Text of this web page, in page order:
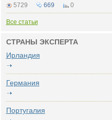
5729
669 0
Все статьи
СТРАНЫ ЭКСПЕРТА
Ирландия
Германия
Португалия